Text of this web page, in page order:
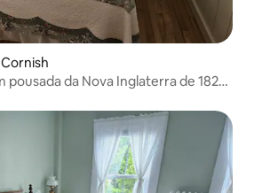
da Nova Inglaterra de 1820